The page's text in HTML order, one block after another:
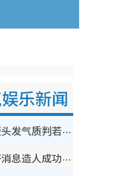
乐新闻
简淑儿染金发剪短头发气质判若两人！吓坏老公麦大力都认不出：“你做什么？”
汤洛雯传终于有好消息造人成功！两大细节曝孕味极浓引猜测：大肚婆先会咁！